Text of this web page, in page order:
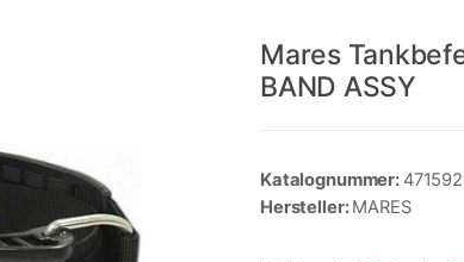
Mares
BAND ASSY
Katalognummer:
Hersteller:MARES